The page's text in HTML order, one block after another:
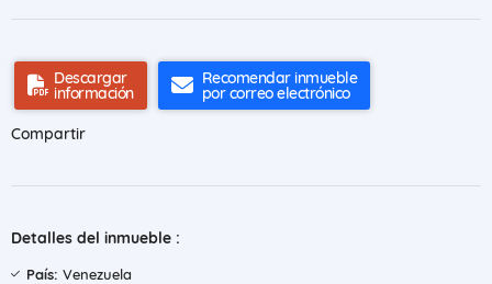
Descargar
información
Recomendar inmueble
por correo electrónico
Compartir
Detalles del inmueble :
País: Venezuela